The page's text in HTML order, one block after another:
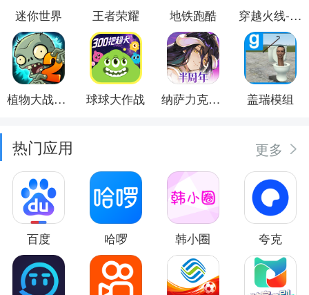
迷你世界 王者荣耀 地铁跑酷 穿越火线-枪战王者
植物大战僵尸2 球球大作战 纳萨力克之王 盖瑞模组
热门应用 更多
百度 哈啰 韩小圈 夸克